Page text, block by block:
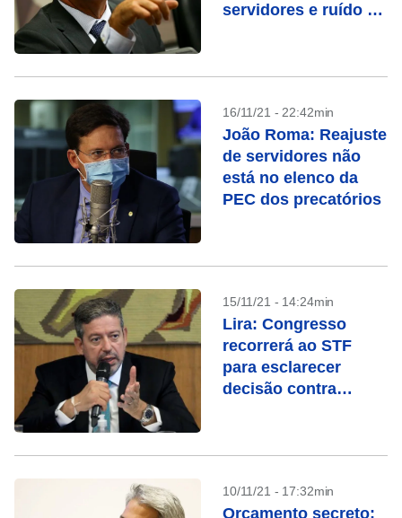
servidores e ruído no
16/11/21 - 22:42min
João Roma: Reajuste
de servidores não
está no elenco da
PEC dos precatórios
15/11/21 - 14:24min
Lira: Congresso
recorrerá ao STF
para esclarecer
decisão contra
10/11/21 - 17:32min
Orçamento secreto: